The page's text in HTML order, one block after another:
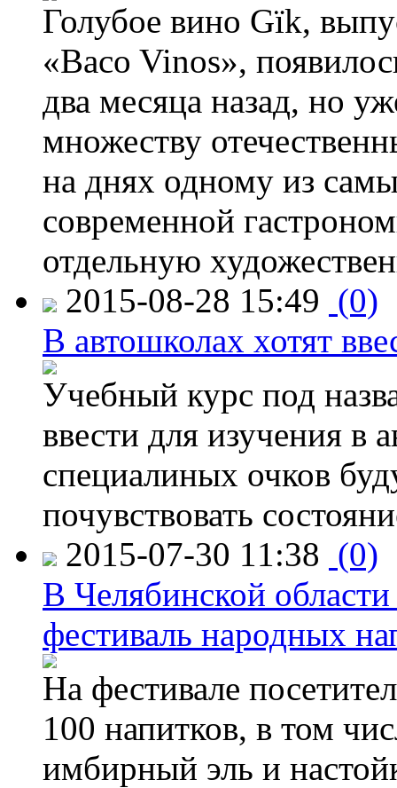
Голубое вино Gïk,
«Baco Vinos»,
два месяца назад, но
множеству
на днях одному из
современной
отдельную
2015-08-28 15:49 (0)
В автошколах хотят
Учебный курс под
ввести для изучения
специалиных очков
почувствовать
2015-07-30 11:38 (0)
В Челябинской
фестиваль народных
На фестивале
100 напитков, в том
имбирный эль и